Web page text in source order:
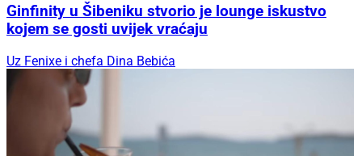
Ginfinity u Šibeniku stvorio je lounge iskustvo
kojem se gosti uvijek vraćaju
Uz Fenixe i chefa Dina Bebića